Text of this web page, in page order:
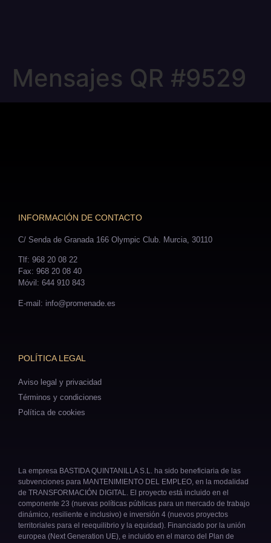
Mensajes QR #9529
INFORMACIÓN DE CONTACTO
C/ Senda de Granada 166 Olympic Club. Murcia, 30110
Tlf: 968 20 08 22
Fax: 968 20 08 40
Móvil: 644 910 843
E-mail: info@promenade.es
POLÍTICA LEGAL
Aviso legal y privacidad
Términos y condiciones
Política de cookies
La empresa BASTIDA QUINTANILLA S.L. ha sido beneficiaria de las
subvenciones para MANTENIMIENTO DEL EMPLEO, en la modalidad
de TRANSFORMACIÓN DIGITAL. El proyecto está incluido en el
componente 23 (nuevas políticas públicas para un mercado de trabajo
dinámico, resiliente e inclusivo) e inversión 4 (nuevos proyectos
territoriales para el reequilibrio y la equidad). Financiado por la unión
europea (Next Generation UE), e incluido en el marco del Plan de